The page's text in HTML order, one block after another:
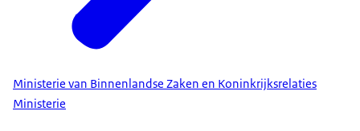
Ministerie van Binnenlandse Zaken en Koninkrijksrelaties
Ministerie